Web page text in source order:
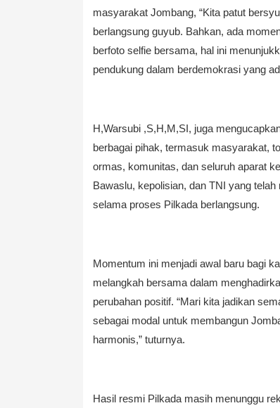
masyarakat Jombang, “Kita patut
berlangsung guyub. Bahkan, ada
berfoto selfie bersama, hal ini
pendukung dalam berdemokrasi yang
H,Warsubi ,S,H,M,SI, juga
berbagai pihak, termasuk masyarakat,
ormas, komunitas, dan seluruh aparat
Bawaslu, kepolisian, dan TNI yang
selama proses Pilkada berlangsung.
Momentum ini menjadi awal baru bagi
melangkah bersama dalam
perubahan positif. “Mari kita jadikan
sebagai modal untuk membangun
harmonis,” tuturnya.
Hasil resmi Pilkada masih menunggu